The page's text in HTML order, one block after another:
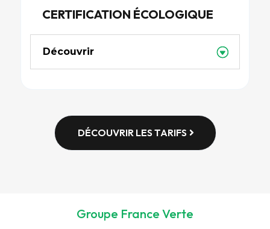
CERTIFICATION ÉCOLOGIQUE
Découvrir
DÉCOUVRIR LES TARIFS
Groupe France Verte